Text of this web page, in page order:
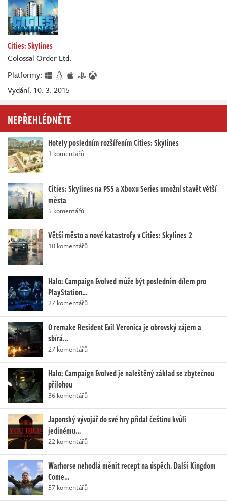
Cities: Skylines
Colossal Order Ltd.
Platformy:
Vydání: 10. 3. 2015
NEPŘEHLÉDNĚTE
Hotely posledním rozšířením Cities: Skylines
1 komentářů
Cities: Skylines na PS5 a Xboxu Series umožní stavět větší
města
5 komentářů
Větší město a nové katastrofy v Cities: Skylines 2
10 komentářů
Halo: Campaign Evolved může být posledním dílem pro
PlayStation…
27 komentářů
O remake Resident Evil Veronica je obrovský zájem a
sbírá…
27 komentářů
Halo: Campaign Evolved je naleštěný základ se zbytečnou
přílohou
36 komentářů
Japonský vývojář do své hry přidal češtinu kvůli
jedinému…
22 komentářů
Warhorse nehodlá měnit recept na úspěch. Další Kingdom
Come…
57 komentářů